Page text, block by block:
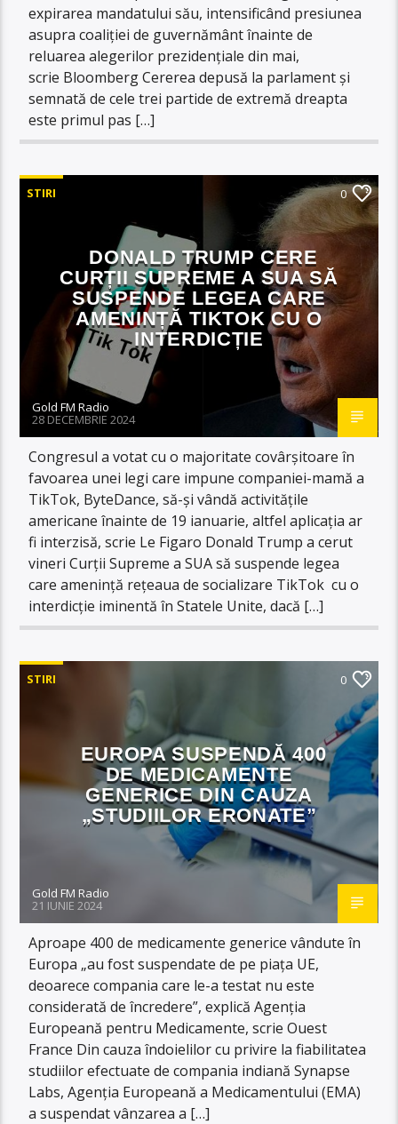
expirarea mandatului său, intensificând presiunea
asupra coaliției de guvernământ înainte de
reluarea alegerilor prezidențiale din mai,
scrie Bloomberg Cererea depusă la parlament și
semnată de cele trei partide de extremă dreapta
este primul pas […]
STIRI 0
DONALD TRUMP CERE
CURȚII SUPREME A SUA SĂ
SUSPENDE LEGEA CARE
AMENINȚĂ TIKTOK CU O
INTERDICȚIE
Gold FM Radio
28 DECEMBRIE 2024
Congresul a votat cu o majoritate covârșitoare în
favoarea unei legi care impune companiei-mamă a
TikTok, ByteDance, să-și vândă activitățile
americane înainte de 19 ianuarie, altfel aplicația ar
fi interzisă, scrie Le Figaro Donald Trump a cerut
vineri Curții Supreme a SUA să suspende legea
care amenință rețeaua de socializare TikTok cu o
interdicție iminentă în Statele Unite, dacă […]
STIRI 0
EUROPA SUSPENDĂ 400
DE MEDICAMENTE
GENERICE DIN CAUZA
„STUDIILOR ERONATE”
Gold FM Radio
21 IUNIE 2024
Aproape 400 de medicamente generice vândute în
Europa „au fost suspendate de pe piața UE,
deoarece compania care le-a testat nu este
considerată de încredere”, explică Agenția
Europeană pentru Medicamente, scrie Ouest
France Din cauza îndoielilor cu privire la fiabilitatea
studiilor efectuate de compania indiană Synapse
Labs, Agenția Europeană a Medicamentului (EMA)
a suspendat vânzarea a […]